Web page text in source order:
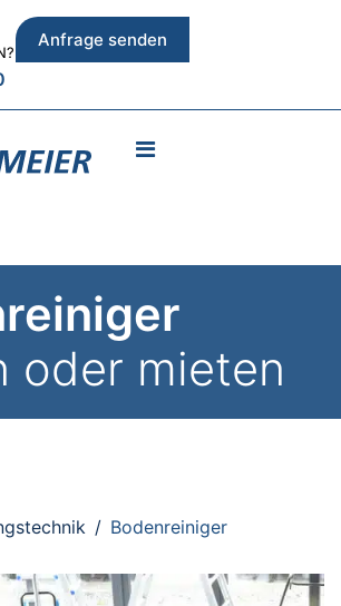
Anfrage senden
oder mieten
Bodenreiniger